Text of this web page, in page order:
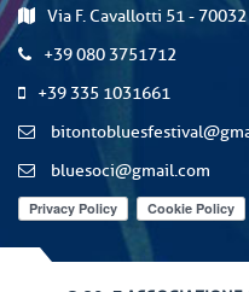
Via F. Cavallotti 51 -
+39 080 3751712
+39 335 1031661
bluesoci@gmail.com